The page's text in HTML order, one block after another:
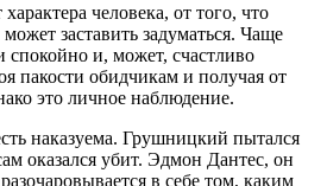
человека, от того, что
заставить задуматься. Чаще
спокойно и, может, счастливо
пакости обидчикам и получая от
это личное наблюдение.
наказуема. Грушницкий пытался
оказался убит. Эдмон Дантес, он
в себе том, каким